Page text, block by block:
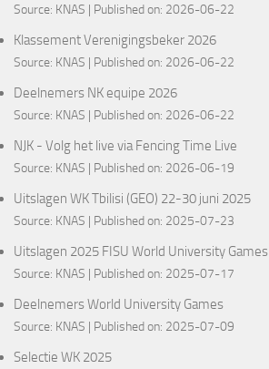
Source: KNAS Published on: 2026-06-22
Klassement Verenigingsbeker 2026
Source: KNAS Published on: 2026-06-22
Deelnemers NK equipe 2026
Source: KNAS Published on: 2026-06-22
NJK - Volg het live via Fencing Time Live
Source: KNAS Published on: 2026-06-19
Uitslagen WK Tbilisi (GEO) 22-30 juni 2025
Source: KNAS Published on: 2025-07-23
Uitslagen 2025 FISU World University Games
Source: KNAS Published on: 2025-07-17
Deelnemers World University Games
Source: KNAS Published on: 2025-07-09
Selectie WK 2025